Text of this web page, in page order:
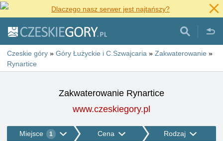
Dlaczego nasz serwer jest najtańszy?
Czeskie góry » Góry Łużyckie i C.Szwajcaria » Zakwaterowanie »
Rynartice
Zakwaterowanie Rynartice
www.czeskiegory.pl
Miejsce 1 Cena Rodzaj